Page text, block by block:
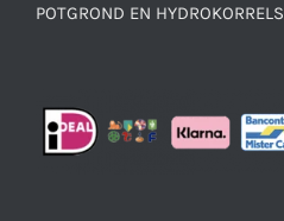
POTGROND EN HYDROKORRELS